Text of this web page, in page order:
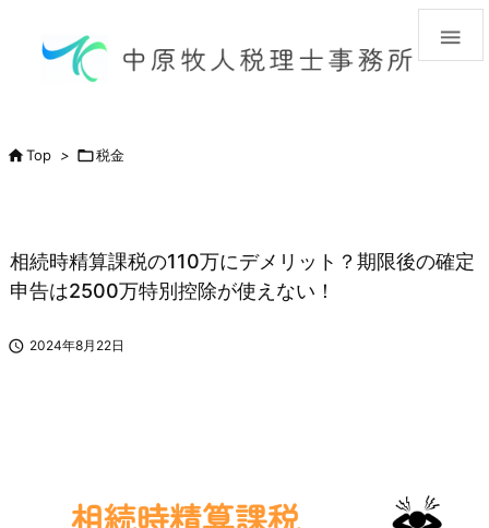

Top > 税金
相続時精算課税の110万にデメリット？期限後の確定
申告は2500万特別控除が使えない！
 2024年8月22日